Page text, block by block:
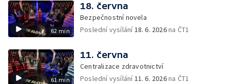
62 min
18. června
Bezpečnostní novela
Poslední vysílání18. 6. 2026na ČT1
61 min
11. června
Centralizace zdravotnictví
Poslední vysílání11. 6. 2026na ČT1